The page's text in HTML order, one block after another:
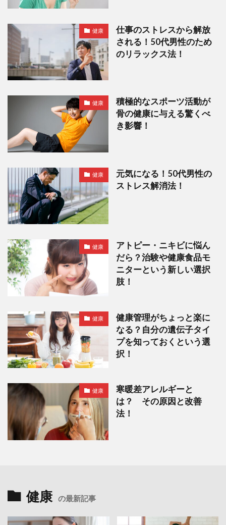
健康
仕事のストレスから解放
される！50代男性のため
のリラックス法！
健康
積極的なスポーツ活動が
骨の健康に与える驚くべ
き影響！
健康
元気になる！50代男性の
ストレス解消法！
健康
アトピー・ニキビに悩ん
だら？治験や健康食品モ
ニターという新しい選択
肢！
健康
健康管理がちょっと楽に
なる？自分の遺伝子タイ
プを知っておくという選
択！
健康
寒暖差アレルギーと
は？ その原因と改善
法！
健康 の最新記事